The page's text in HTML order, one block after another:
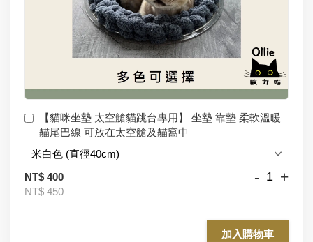
【貓咪坐墊 太空艙貓跳台專用】 坐墊 靠墊 柔軟溫暖
貓尾巴線 可放在太空艙及貓窩中
NT$ 400
NT$ 450
- +
加入購物車